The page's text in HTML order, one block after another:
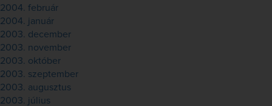
2004. február
2004. január
2003. december
2003. november
2003. október
2003. szeptember
2003. augusztus
2003. július